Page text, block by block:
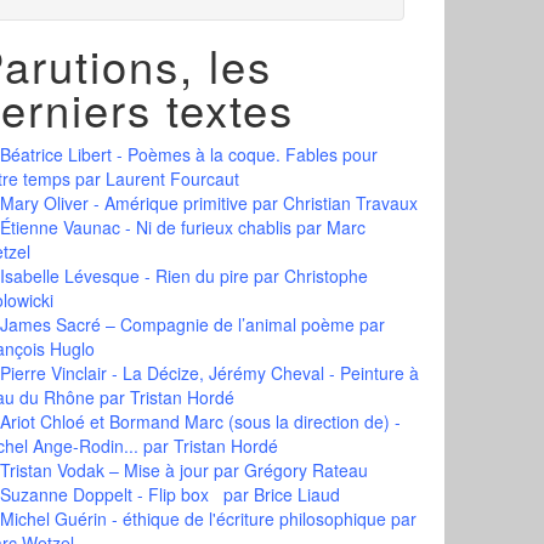
les
textes
Béatrice Libert - Poèmes à la coque. Fables pour
tempspar Laurent Fourcaut
Mary Oliver - Amérique primitivepar Christian Travaux
Étienne Vaunac - Ni de furieux chablispar Marc
Isabelle Lévesque - Rien du pirepar Christophe
James Sacré – Compagnie de l’animal poèmepar
Huglo
Pierre Vinclair - La Décize, Jérémy Cheval - Peinture à
du Rhônepar Tristan Hordé
Ariot Chloé et Bormand Marc (sous la direction de) -
Ange-Rodin... par Tristan Hordé
Tristan Vodak – Mise à jourpar Grégory Rateau
Suzanne Doppelt - Flip box par Brice Liaud
Michel Guérin - éthique de l'écriture philosophiquepar